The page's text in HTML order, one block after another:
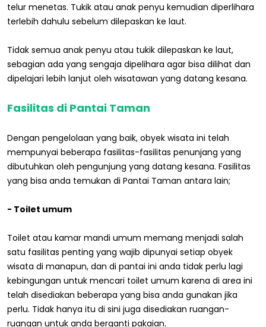
telur menetas. Tukik atau anak penyu kemudian diperlihara
terlebih dahulu sebelum dilepaskan ke laut.
Tidak semua anak penyu atau tukik dilepaskan ke laut,
sebagian ada yang sengaja dipelihara agar bisa dilihat dan
dipelajari lebih lanjut oleh wisatawan yang datang kesana.
Fasilitas di Pantai Taman
Dengan pengelolaan yang baik, obyek wisata ini telah
mempunyai beberapa fasilitas-fasilitas penunjang yang
dibutuhkan oleh pengunjung yang datang kesana. Fasilitas
yang bisa anda temukan di Pantai Taman antara lain;
- Toilet umum
Toilet atau kamar mandi umum memang menjadi salah
satu fasilitas penting yang wajib dipunyai setiap obyek
wisata di manapun, dan di pantai ini anda tidak perlu lagi
kebingungan untuk mencari toilet umum karena di area ini
telah disediakan beberapa yang bisa anda gunakan jika
perlu. Tidak hanya itu di sini juga disediakan ruangan-
ruangan untuk anda berganti pakaian.